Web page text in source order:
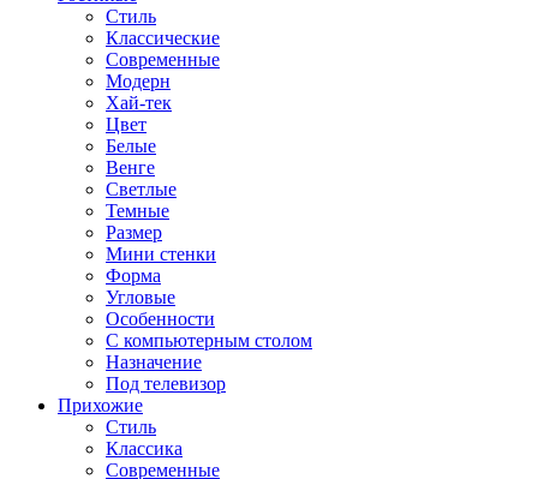
Стиль
Классические
Современные
Модерн
Хай-тек
Цвет
Белые
Венге
Светлые
Темные
Размер
Мини стенки
Форма
Угловые
Особенности
С компьютерным столом
Назначение
Под телевизор
Прихожие
Стиль
Классика
Современные